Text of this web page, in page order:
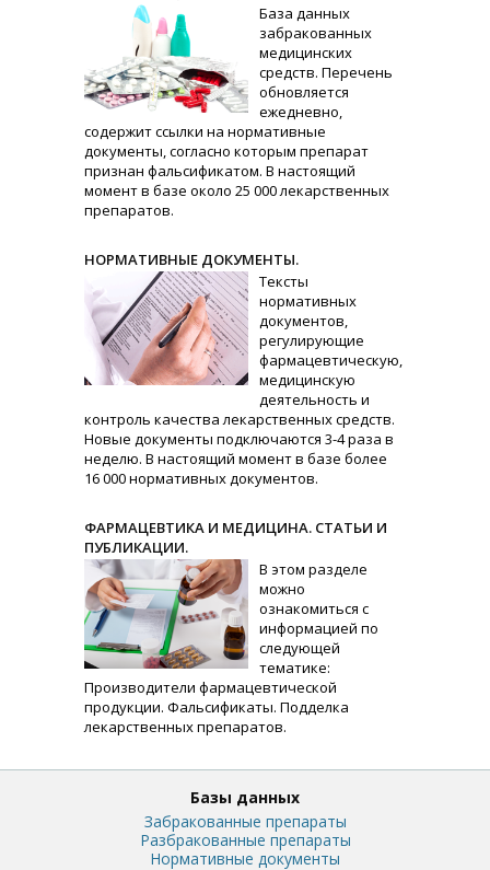
База данных
забракованных
медицинских
средств. Перечень
обновляется
ежедневно,
содержит ссылки на нормативные
документы, согласно которым препарат
признан фальсификатом. В настоящий
момент в базе около 25 000 лекарственных
препаратов.
НОРМАТИВНЫЕ ДОКУМЕНТЫ.
Тексты
нормативных
документов,
регулирующие
фармацевтическую,
медицинскую
деятельность и
контроль качества лекарственных средств.
Новые документы подключаются 3-4 раза в
неделю. В настоящий момент в базе более
16 000 нормативных документов.
ФАРМАЦЕВТИКА И МЕДИЦИНА. СТАТЬИ И
ПУБЛИКАЦИИ.
В этом разделе
можно
ознакомиться с
информацией по
следующей
тематике:
Производители фармацевтической
продукции. Фальсификаты. Подделка
лекарственных препаратов.
Базы данных
Забракованные препараты
Разбракованные препараты
Нормативные документы